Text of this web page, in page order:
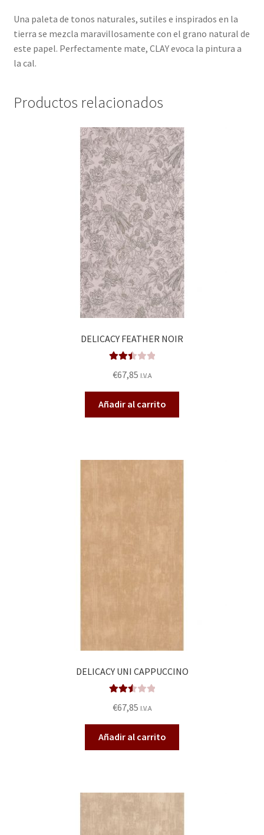
Una paleta de tonos naturales, sutiles e inspirados en la
tierra se mezcla maravillosamente con el grano natural de
este papel. Perfectamente mate, CLAY evoca la pintura a
la cal.
Productos relacionados
DELICACY FEATHER NOIR
do en
2.53
de 5
€67,85 I.V.A
Añadir al carrito
DELICACY UNI CAPPUCCINO
do en
2.56
de 5
€67,85 I.V.A
Añadir al carrito